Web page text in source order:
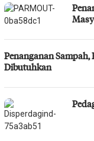
Penanganan
Dibutuhkan